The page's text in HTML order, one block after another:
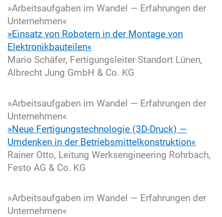
»Arbeitsaufgaben im Wandel — Erfahrungen der
Unternehmen«
»Einsatz von Robotern in der Montage von
Elektronikbauteilen«
Mario Schäfer, Fertigungsleiter Standort Lünen,
Albrecht Jung GmbH & Co. KG
»Arbeitsaufgaben im Wandel — Erfahrungen der
Unternehmen«
»Neue Fertigungstechnologie (3D-Druck) —
Umdenken in der Betriebsmittelkonstruktion«
Rainer Otto, Leitung Werksengineering Rohrbach,
Festo AG & Co. KG
»Arbeitsaufgaben im Wandel — Erfahrungen der
Unternehmen«